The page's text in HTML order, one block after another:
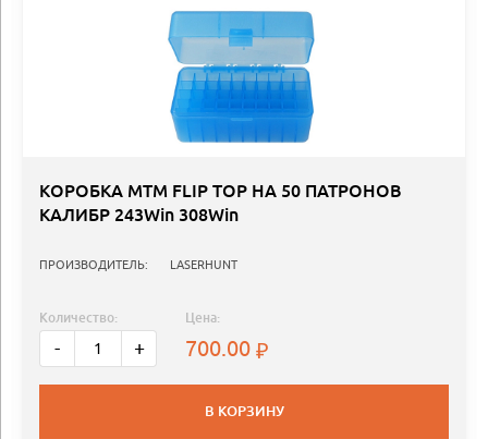
КОРОБКА MTM FLIP TOP НА 50 ПАТРОНОВ
КАЛИБР 243Win 308Win
ПРОИЗВОДИТЕЛЬ: LASERHUNT
Количество:
- +
Цена:
700.00
В КОРЗИНУ